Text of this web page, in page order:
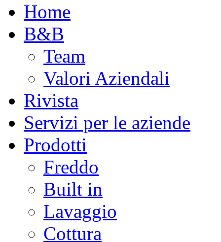
Home
B&B
Team
Valori Aziendali
Rivista
Servizi per le aziende
Prodotti
Freddo
Built in
Lavaggio
Cottura